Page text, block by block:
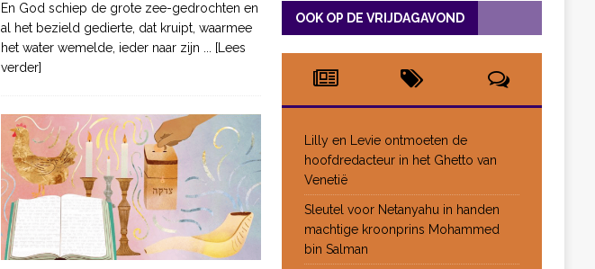
En God schiep de grote zee-gedrochten en
al het bezield gedierte, dat kruipt, waarmee
het water wemelde, ieder naar zijn ... [Lees
verder]
OOK OP DE VRIJDAGAVOND
Lilly en Levie ontmoeten de
hoofdredacteur in het Ghetto van
Venetië
Sleutel voor Netanyahu in handen
machtige kroonprins Mohammed
bin Salman